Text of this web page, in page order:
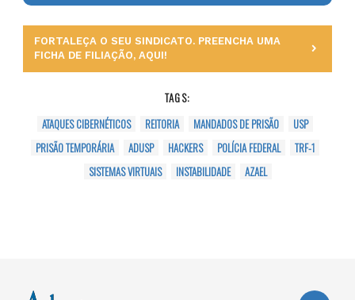
FORTALEÇA O SEU SINDICATO. PREENCHA UMA
FICHA DE FILIAÇÃO, AQUI!
TAGS:
ATAQUES CIBERNÉTICOS
REITORIA MANDADOS DE PRISÃO
USP
PRISÃO TEMPORÁRIA
ADUSP HACKERS POLÍCIA FEDERAL
TRF-1
SISTEMAS VIRTUAIS
INSTABILIDADE AZAEL